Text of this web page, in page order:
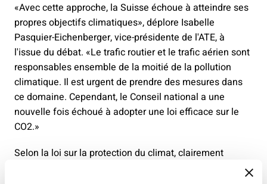
«Avec cette approche, la Suisse échoue à atteindre ses
propres objectifs climatiques», déplore Isabelle
Pasquier-Eichenberger, vice-présidente de l'ATE, à
l'issue du débat. «Le trafic routier et le trafic aérien sont
responsables ensemble de la moitié de la pollution
climatique. Il est urgent de prendre des mesures dans
ce domaine. Cependant, le Conseil national a une
nouvelle fois échoué à adopter une loi efficace sur le
CO2.»
Selon la loi sur la protection du climat, clairement
approuvée dans les urnes en juin dernier, le trafic routier